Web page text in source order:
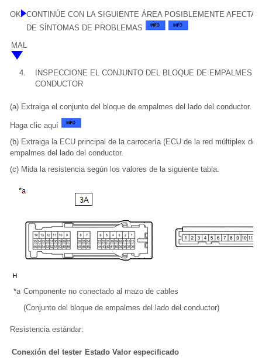
OK CONTINÚE CON LA SIGUIENTE ÁREA POSIBLEMENTE
DE SÍNTOMAS DE PROBLEMAS
MAL
4.
INSPECCIONE EL CONJUNTO DEL BLOQUE DE EMPALMES
CONDUCTOR
(a) Extraiga el conjunto del bloque de empalmes del lado del conductor.
Haga clic aquí
(b) Extraiga la ECU principal de la carrocería (ECU de la red múltiplex de
empalmes del lado del conductor.
(c) Mida la resistencia según los valores de la siguiente tabla.
*a Componente no conectado al mazo de cables
(Conjunto del bloque de empalmes del lado del conductor)
Resistencia estándar:
Conexión del tester Estado Valor especificado